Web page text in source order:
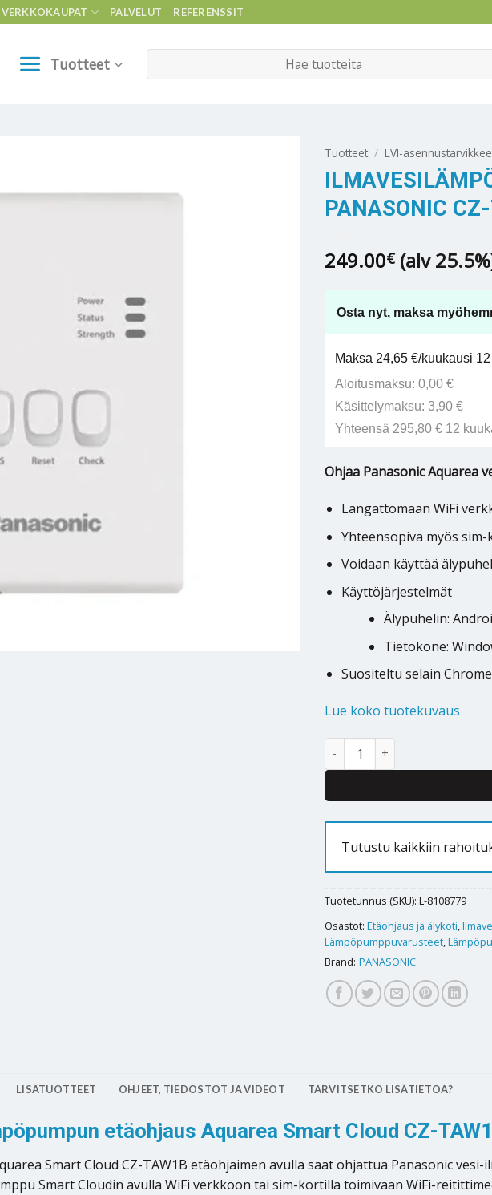
VERKKOKAUPAT PALVELUT REFERENSSIT
Tuotteet
Tuotteet / LVI-
PANASONIC
249.00€ (alv
Osta nyt, maksa
Maksa 24,65 €/kuukausi
Aloitusmaksu: 0,00 €
Käsittelymaksu: 3,90 €
Yhteensä 295,80 € 12
Ohjaa Panasonic Aquarea
Langattomaan WiFi
Yhteensopiva myös
Voidaan käyttää
Käyttöjärjestelmät
Älypuhelin:
Tietokone:
Suositeltu selain Chrome
Lue koko tuotekuvaus
Ilmavesilämpöpumpun
Alternative:
Tutustu kaikkiin
Tuotetunnus (SKU): L-8108779
Osastot: Etäohjaus ja älykoti,
Lämpöpumppuvarusteet,
Brand: PANASONIC
LISÄTUOTTEET OHJEET, TIEDOSTOT JA VIDEOT TARVITSETKO LISÄTIETOA?
etäohjaus Aquarea Smart Cloud CZ-
Smart Cloud CZ-TAW1B etäohjaimen avulla saat ohjattua Panasonic
Smart Cloudin avulla WiFi verkkoon tai sim-kortilla toimivaan WiFi-